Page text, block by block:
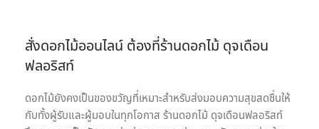
สั่งดอกไม้ออนไลน์ ต้องที่ร้านดอกไม้ ดุจเดือน
ฟลอริสท์
ดอกไม้ยังคงเป็นของขวัญที่เหมาะสำหรับส่งมอบความสุขสดชื่นให้
กับทั้งผู้รับและผู้มอบในทุกโอกาส ร้านดอกไม้ ดุจเดือนฟลอริสท์